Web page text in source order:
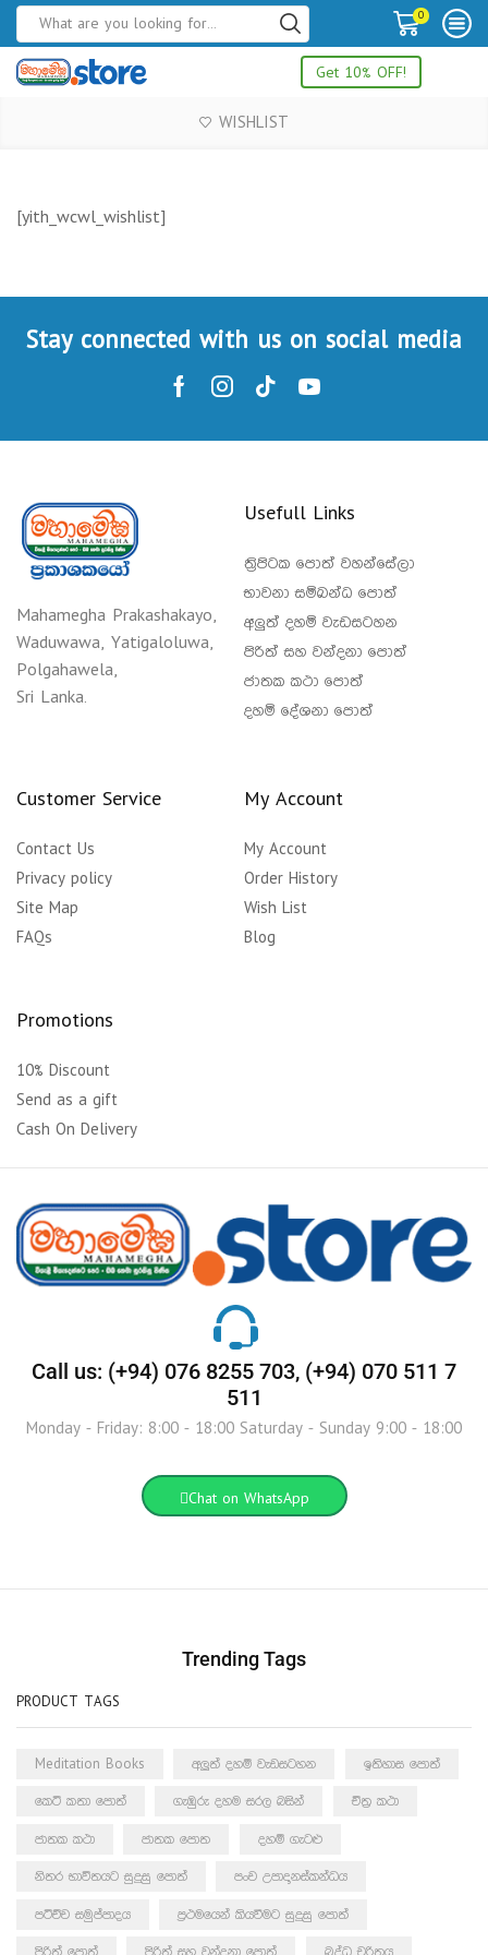
0
Get 10% OFF!
WISHLIST
[yith_wcwl_wishlist]
Stay connected with us on social media
Mahamegha Prakashakayo,
Waduwawa, Yatigaloluwa,
Polgahawela,
Sri Lanka.
Usefull Links
ත්‍රිපිටක පොත් වහන්සේලා
භාවනා සම්බන්ධ පොත්
අලුත් දහම් වැඩසටහන
පිරිත් සහ වන්දනා පොත්
ජාතක කථා පොත්
දහම් දේශනා පොත්
Customer Service
Contact Us
Privacy policy
Site Map
FAQs
My Account
My Account
Order History
Wish List
Blog
Promotions
10% Discount
Send as a gift
Cash On Delivery
Call us: (+94) 076 8255 703, (+94) 070 511 7
511
Monday - Friday: 8:00 - 18:00 Saturday - Sunday 9:00 - 18:00
Chat on WhatsApp
Trending Tags
PRODUCT TAGS
Meditation Books අලුත් දහම් වැඩසටහන ඉතිහාස පොත්
කෙටි කතා පොත් ගැඹුරු දහම සරල බසින් චිත්‍ර කථා
ජාතක කථා ජාතක පොත දහම් ගැටළු
නිතර භාවිතයට සුදුසු පොත් පංච උපාදානස්කන්ධය
පටිච්ච සමුප්පාදය ප්‍රථමයෙන් කියවීමට සුදුසු පොත්
පිරිත් පොත් පිරිත් සහ වන්දනා පොත් බුද්ධ චරිතය